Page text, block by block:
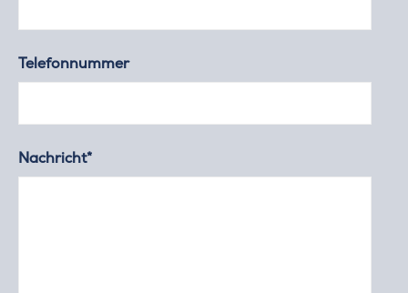
Telefonnummer
Nachricht*